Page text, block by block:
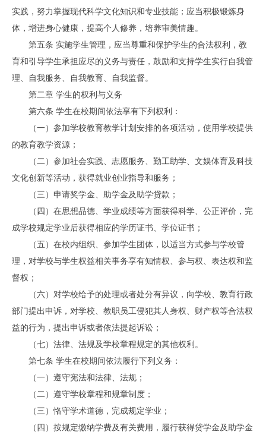
实践，努力掌握现代科学文化知识和专业技能；应当积极锻炼身
体，增进身心健康，提高个人修养，培养审美情趣。
第五条 实施学生管理，应当尊重和保护学生的合法权利，教
育和引导学生承担应尽的义务与责任，鼓励和支持学生实行自我管
理、自我服务、自我教育、自我监督。
第二章 学生的权利与义务
第六条 学生在校期间依法享有下列权利：
（一）参加学校教育教学计划安排的各项活动，使用学校提供
的教育教学资源；
（二）参加社会实践、志愿服务、勤工助学、文娱体育及科技
文化创新等活动，获得就业创业指导和服务；
（三）申请奖学金、助学金及助学贷款；
（四）在思想品德、学业成绩等方面获得科学、公正评价，完
成学校规定学业后获得相应的学历证书、学位证书；
（五）在校内组织、参加学生团体，以适当方式参与学校管
理，对学校与学生权益相关事务享有知情权、参与权、表达权和监
督权；
（六）对学校给予的处理或者处分有异议，向学校、教育行政
部门提出申诉，对学校、教职员工侵犯其人身权、财产权等合法权
益的行为，提出申诉或者依法提起诉讼；
（七）法律、法规及学校章程规定的其他权利。
第七条 学生在校期间依法履行下列义务：
（一）遵守宪法和法律、法规；
（二）遵守学校章程和规章制度；
（三）恪守学术道德，完成规定学业；
（四）按规定缴纳学费及有关费用，履行获得贷学金及助学金